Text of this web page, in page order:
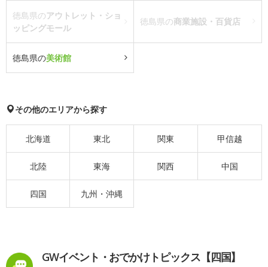
徳島県のアウトレット・ショ
ッピングモール
徳島県の商業施設・百貨店
徳島県の美術館
その他のエリアから探す
北海道 東北 関東 甲信越
北陸 東海 関西 中国
四国 九州・沖縄
GWイベント・おでかけトピックス【四国】